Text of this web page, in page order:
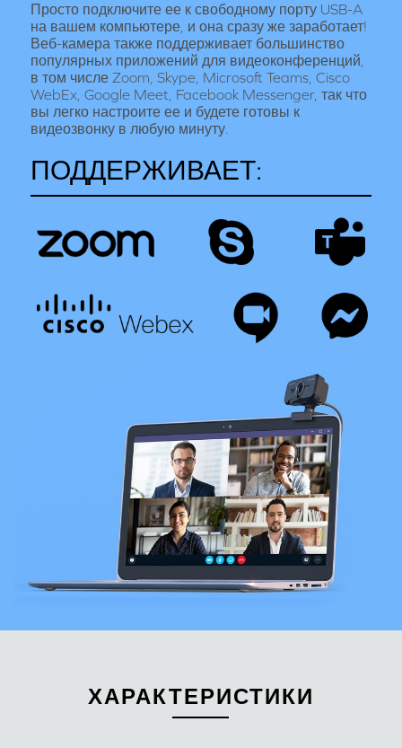
Просто подключите ее к свободному порту USB-A
на вашем компьютере, и она сразу же заработает!
Веб-камера также поддерживает большинство
популярных приложений для видеоконференций,
в том числе Zoom, Skype, Microsoft Teams, Cisco
WebEx, Google Meet, Facebook Messenger, так что
вы легко настроите ее и будете готовы к
видеозвонку в любую минуту.
ПОДДЕРЖИВАЕТ:
ХАРАКТЕРИСТИКИ